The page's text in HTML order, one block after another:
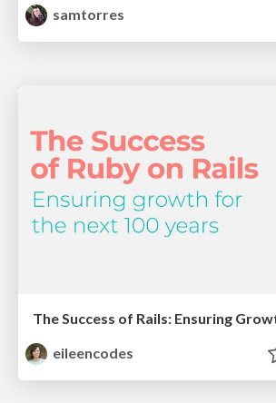
samtorres
eileencodes